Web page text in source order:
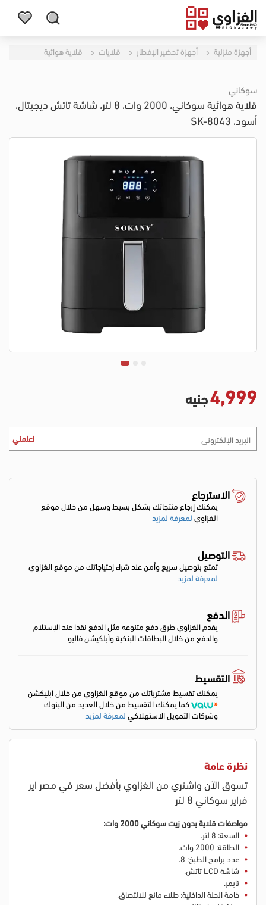
أجهزة منزلية أجهزة تحضير الإفطار قلايات قلاية هوائية
سوكاني
قلاية هوائية سوكاني، 2000 وات، 8 لتر، شاشة تاتش ديجيتال،
أسود، SK-8043
4,999جنيه
اعلمني
الاسترجاع
يمكنك إرجاع منتجاتك بشكل بسيط وسهل من خلال موقع
الغزاويلمعرفة لمزيد
التوصيل
تمتع بتوصيل سريع وأمن عند شراء إحتياجاتك من موقع الغزاوي
لمعرفة لمزيد
الدفع
يقدم الغزاوي طرق دفع متنوعه مثل الدفع نقدا عند الإستلام
والدفع من خلال البطاقات البنكية وأبلكيشن فاليو
التقسيط
يمكنك تقسيط مشترياتك من موقع الغزاوي من خلال ابليكشن
كما يمكنك التقسيط من خلال العديد من البنوك
وشركات التمويل الاستهلاكيلمعرفة لمزيد
نظرة عامة
تسوق الآن واشتري من الغزاوي بأفضل سعر في مصر اير
فراير سوكاني 8 لتر
مواصفاتقلاية بدون زيت سوكاني 2000 وات:
السعة: 8 لتر.
الطاقة: 2000 وات.
عدد برامج الطبخ: 8.
شاشة LCD تاتش.
تايمر.
خامة الحلة الداخلية: طلاء مانع للالتصاق.